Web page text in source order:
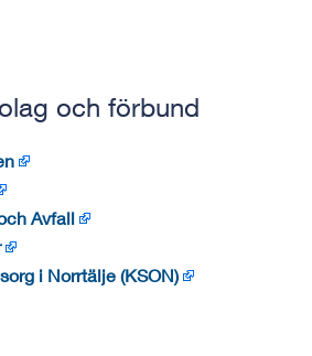
och förbund
Avfall
i Norrtälje (KSON)